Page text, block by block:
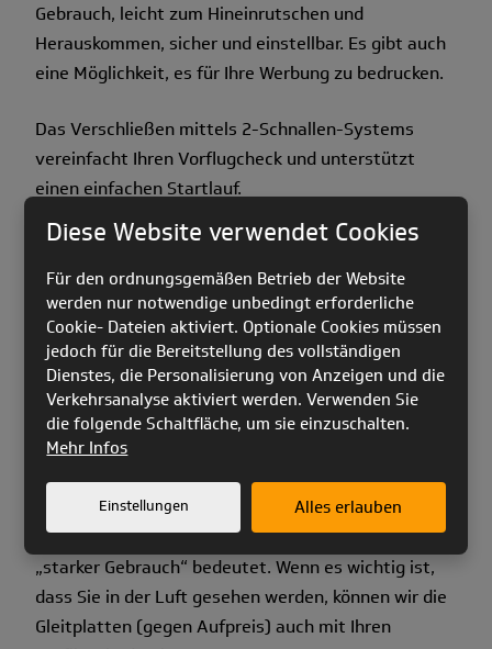
Gebrauch, leicht zum Hineinrutschen und
Herauskommen, sicher und einstellbar. Es gibt auch
eine Möglichkeit, es für Ihre Werbung zu bedrucken.
Das Verschließen mittels 2-Schnallen-Systems
vereinfacht Ihren Vorflugcheck und unterstützt
einen einfachen Startlauf.
Einmal in der Luft angekommen ist der Übergang
von der laufenden in die sitzende Position extrem
einfach. Zwei Griffe an den Gurtseiten erleichtern
das Hineinrutschen ins Gurtzeug.
Der aus haltbaren Materialien hergestellte Airbag
mit hohem Volumen bietet hervorragenden Schutz,
und kombiniert Komfort, Sicherheit und geringes
Packmaß. Zwei demontierbare Gleitplatten befinden
sich im Lieferumfang des
PAX evo. Sie sind sehr
haltbar und waschbar - denn wir wissen, was
„starker Gebrauch“ bedeutet. Wenn es wichtig ist,
dass Sie in der Luft gesehen werden, können wir die
Gleitplatten (gegen Aufpreis) auch mit Ihren
Diese Website verwendet Cookies
Für den ordnungsgemäßen Betrieb der Website
werden nur notwendige unbedingt erforderliche
Cookie- Dateien aktiviert. Optionale Cookies müssen
jedoch für die Bereitstellung des vollständigen
Dienstes, die Personalisierung von Anzeigen und die
Verkehrsanalyse aktiviert werden. Verwenden Sie
die folgende Schaltfläche, um sie einzuschalten.
Mehr Infos
Einstellungen Alles erlauben